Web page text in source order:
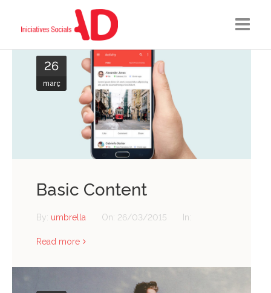
QUI SOM?
26
març
Basic Content
By: umbrella On: 26/03/2015 In:
Read more